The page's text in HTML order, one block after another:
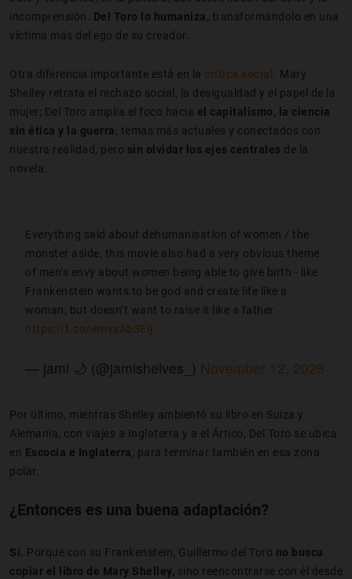
incomprensión.
Del Toro lo humaniza, transformándolo en una
víctima más del ego de su creador.
Otra diferencia importante está en la crítica social
. Mary
Shelley retrata el rechazo social, la desigualdad y el papel de la
mujer; Del Toro amplía el foco hacia el capitalismo, la ciencia
sin ética y la guerra , temas más actuales y conectados con
nuestra realidad, pero sin olvidar los ejes centrales de la
novela.
Everything said about dehumanisation of women / the
monster aside, this movie also had a very obvious theme
of men’s envy about women being able to give birth - like
Frankenstein wants to be god and create life like a
woman, but doesn’t want to raise it like a father.
https://t.co/emvxAb3EIj
— jami 🌙 (@jamishelves_) November 12, 2025
Por último, mientras Shelley ambientó su libro en Suiza y
Alemania, con viajes a Inglaterra y a el Ártico, Del Toro se ubica
en Escocia e Inglaterra , para terminar también en esa zona
polar.
¿Entonces es una buena adaptación?
Sí. Porque con su Frankenstein, Guillermo del Toro no busca
copiar el libro de Mary Shelley, sino reencontrarse con él desde